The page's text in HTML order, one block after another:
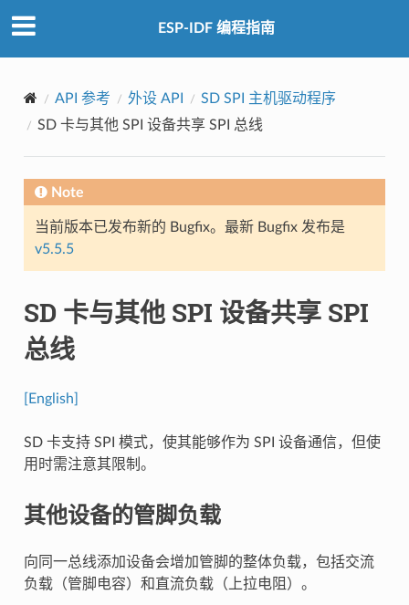
ESP-IDF 编程指南
API 参考 外设 API
SD SPI 主机驱动程序
SD 卡与其他 SPI 设备共享 SPI 总线
Note
当前版本已发布新的 Bugfix。最新 Bugfix 发布是
v5.5.5
SD 卡与其他 SPI 设备共享 SPI
总线
[English]
SD 卡支持 SPI 模式，使其能够作为 SPI 设备通信，但使
用时需注意其限制。
其他设备的管脚负载
向同一总线添加设备会增加管脚的整体负载，包括交流
负载（管脚电容）和直流负载（上拉电阻）。